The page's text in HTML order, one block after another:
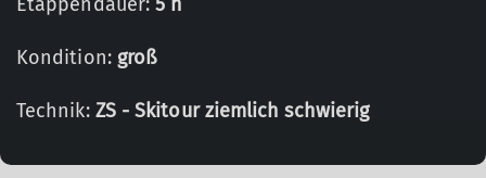
Kondition: groß
Technik: ZS - Skitour ziemlich schwierig